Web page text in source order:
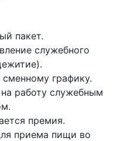
пакет.
служебного
графику.
работу служебным
премия.
приема пищи во